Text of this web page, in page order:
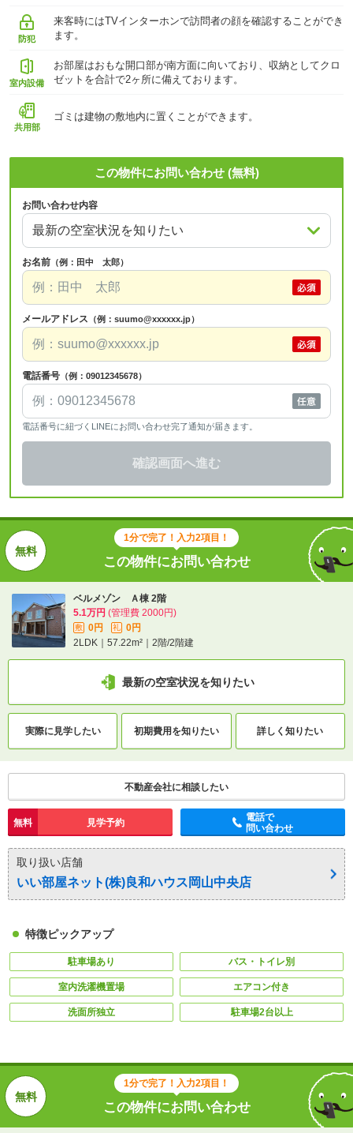
防犯
来客時にはTVインターホンで訪問者の顔を確認することができ
ます。
室内設備
お部屋はおもな開口部が南方面に向いており、収納としてクロ
ゼットを合計で2ヶ所に備えております。
共用部
ゴミは建物の敷地内に置くことができます。
この物件にお問い合わせ (無料)
お問い合わせ内容
お名前 （例：田中 太郎）
メールアドレス （例：suumo@xxxxxx.jp）
電話番号 （例：09012345678）
電話番号に紐づくLINEにお問い合わせ完了通知が届きます。
確認画面へ進む
1分で完了！入力2項目！
この物件にお問い合わせ
ベルメゾン Ａ棟 2階
5.1万円 (管理費 2000円)
敷 0円 礼
0円
2LDK｜57.22m²｜2階/2階建
最新の空室状況を知りたい
実際に見学したい 初期費用を知りたい 詳しく知りたい
不動産会社に相談したい
無料 見学予約
電話で
問い合わせ
取り扱い店舗
いい部屋ネット(株)良和ハウス岡山中央店
特徴ピックアップ
駐車場あり バス・トイレ別
室内洗濯機置場 エアコン付き
洗面所独立 駐車場2台以上
1分で完了！入力2項目！
この物件にお問い合わせ